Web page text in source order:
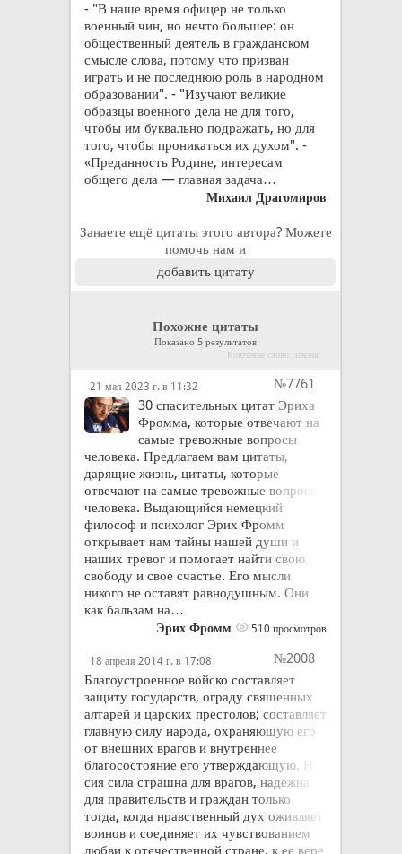
- "В наше время офицер не только
военный чин, но нечто большее: он
общественный деятель в гражданском
смысле слова, потому что призван
играть и не последнюю роль в народном
образовании". - "Изучают великие
образцы военного дела не для того,
чтобы им буквально подражать, но для
того, чтобы проникаться их духом". -
«Преданность Родине, интересам
общего дела — главная задача…
Михаил Драгомиров
Занаете ещё цитаты этого автора? Можете
помочь нам и
добавить цитату
Похожие цитаты
Показано 5 результатов
Ключевое слово: закона
21 мая 2023 г. в 11:32
№7761
30 спасительных цитат Эриха
Фромма, которые отвечают на
самые тревожные вопросы
человека. Предлагаем вам цитаты,
дарящие жизнь, цитаты, которые
отвечают на самые тревожные вопросы
человека. Выдающийся немецкий
философ и психолог Эрих Фромм
открывает нам тайны нашей души и
наших тревог и помогает найти свою
свободу и свое счастье. Его мысли
никого не оставят равнодушным. Они
как бальзам на…
Эрих Фромм 510 просмотров
18 апреля 2014 г. в 17:08
№2008
Благоустроенное войско составляет
защиту государств, ограду священных
алтарей и царских престолов; составляет
главную силу народа, охраняющую его
от внешних врагов и внутреннее
благосостояние его утверждающую. Но
сия сила страшна для врагов, надежна
для правительств и граждан только
тогда, когда нравственный дух оживляет
воинов и соединяет их чувствованием
любви к отечественной стране, к ее вере